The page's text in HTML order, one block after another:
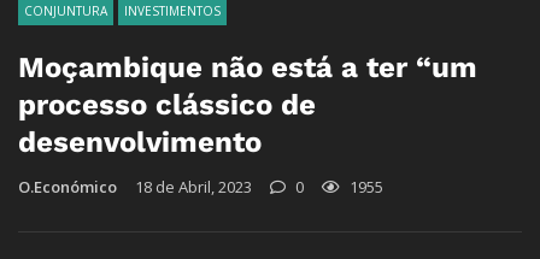
CONJUNTURA INVESTIMENTOS
Moçambique não está a ter “um
processo clássico de
desenvolvimento
O.Económico 18 de Abril, 2023 0 1955